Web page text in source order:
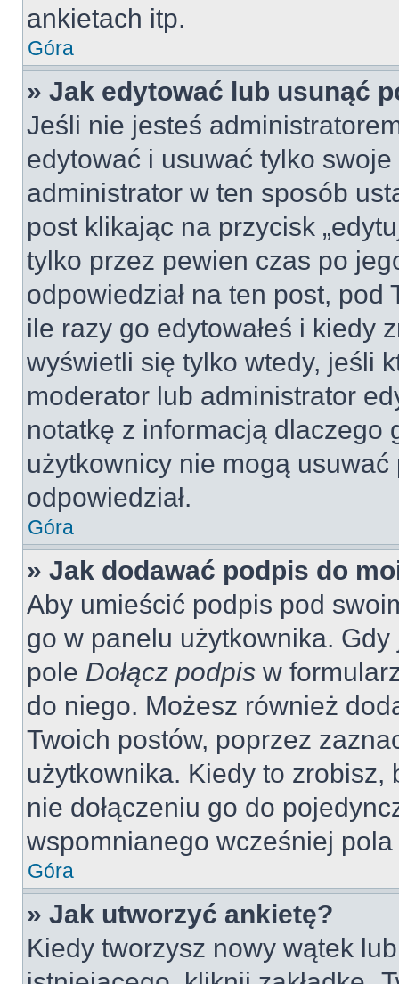
ankietach itp.
Góra
» Jak edytować lub usunąć
Jeśli nie jesteś
edytować i usuwać tylko
administrator w ten sposób
post klikając na przycisk
tylko przez pewien czas po
odpowiedział na ten post,
ile razy go edytowałeś i kiedy
wyświetli się tylko wtedy, jeśli
moderator lub administrator
notatkę z informacją dlaczego
użytkownicy nie mogą
odpowiedział.
Góra
» Jak dodawać podpis do
Aby umieścić podpis pod
go w panelu użytkownika.
pole Dołącz podpis w
do niego. Możesz również
Twoich postów, poprzez
użytkownika. Kiedy to zrobisz,
nie dołączeniu go do
wspomnianego wcześniej
Góra
» Jak utworzyć ankietę?
Kiedy tworzysz nowy wątek